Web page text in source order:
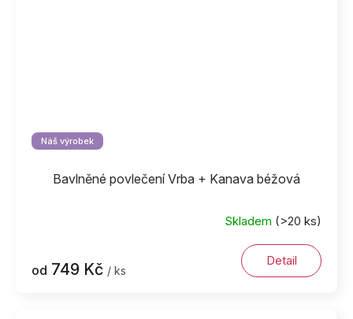
Náš výrobek
Bavlněné povlečení Vrba + Kanava béžová
Skladem (>20 ks)
od 749 Kč / ks
Detail